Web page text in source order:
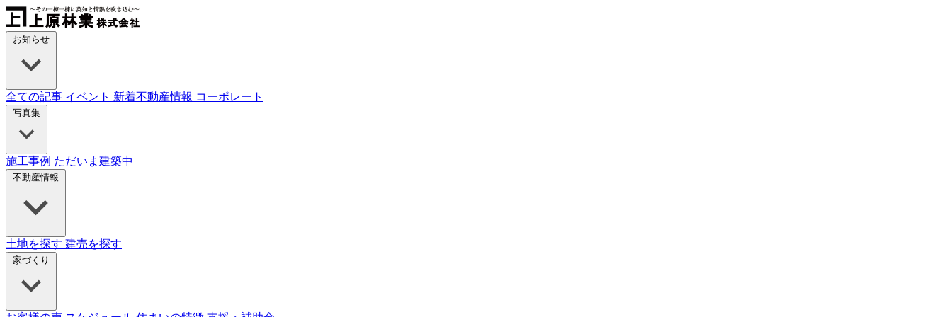
Skip
to
content
お知らせ
全ての記事 イベント 新着不動産情報 コーポレート
写真集
施工事例 ただいま建築中
不動産情報
土地を探す 建売を探す
家づくり